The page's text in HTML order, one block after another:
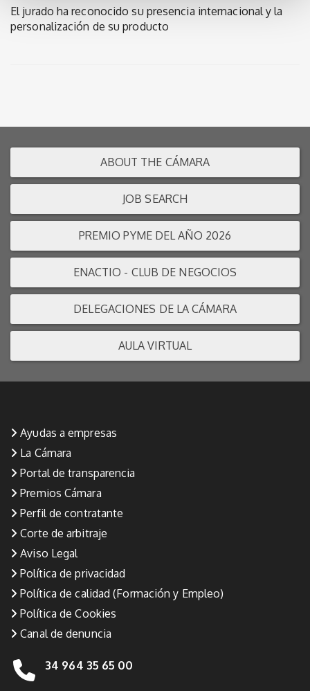
El jurado ha reconocido su presencia internacional y la
personalización de su producto
ABOUT THE CÁMARA
JOB SEARCH
PREMIO PYME DEL AÑO 2026
ENACTIO - CLUB DE NEGOCIOS
DELEGACIONES DE LA CÁMARA
AULA VIRTUAL
Ayudas a empresas
La Cámara
Portal de transparencia
Premios Cámara
Perfil de contratante
Corte de arbitraje
Aviso Legal
Política de privacidad
Política de calidad (Formación y Empleo)
Política de Cookies
Canal de denuncia
34 964 35 65 00